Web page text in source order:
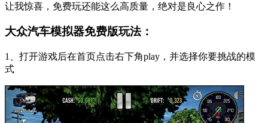
让我惊喜，免费玩还能这么高质量，绝对是良心之作！
大众汽车模拟器免费版玩法：
1、打开游戏后在首页点击右下角play，并选择你要挑战的模
式